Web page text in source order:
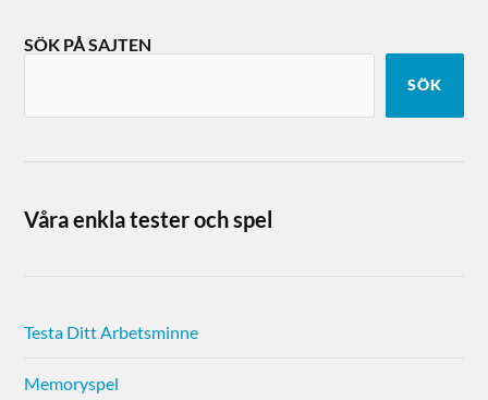
SÖK PÅ SAJTEN
SÖK
Våra enkla tester och spel
Testa Ditt Arbetsminne
Memoryspel